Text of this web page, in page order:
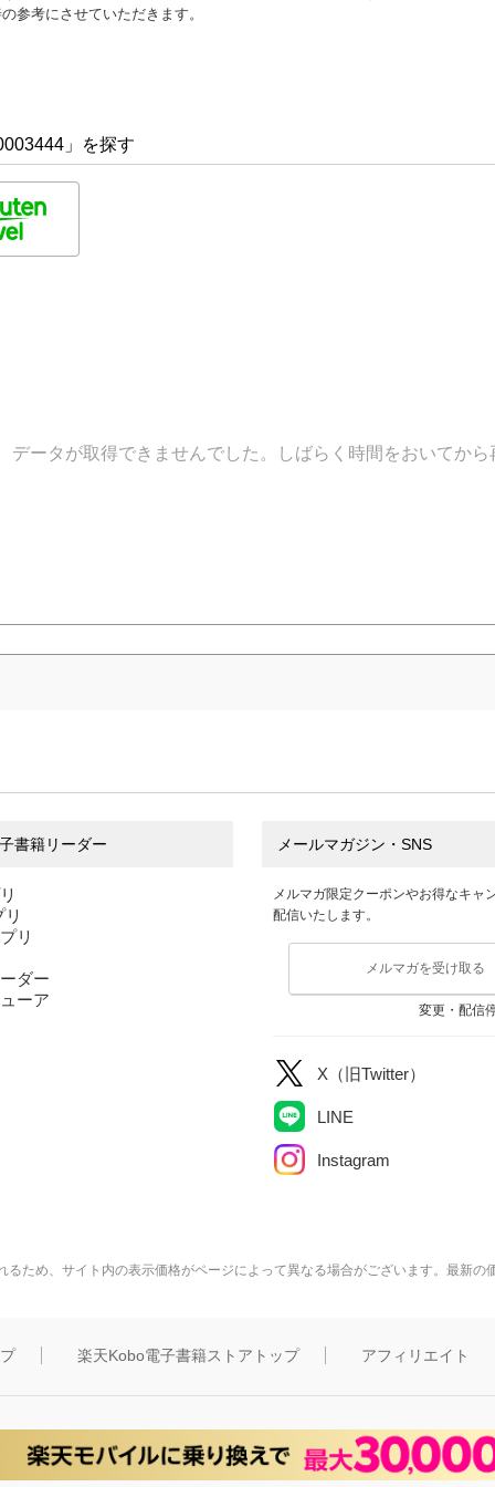
参考にさせていただきます。
」を探す
データが取得できませんでした。しばらく時間をおいてか
書籍リーダー
リ
ダー
ーア
メールマガジン・SNS
メルマガ限定クーポンやお得なキャ
配信いたします。
メルマガを受け取る
変更・配信
X（旧Twitter）
LINE
Instagram
るため、サイト内の表示価格がページによって異なる場合がございます。最新の
楽天Kobo電子書籍ストアトップ アフィリエイト